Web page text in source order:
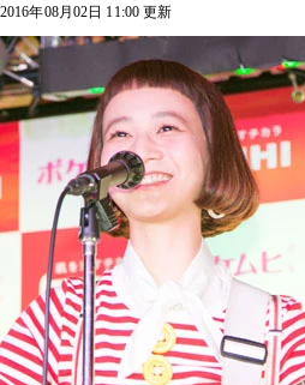
2016年08月02日 11:00 更新